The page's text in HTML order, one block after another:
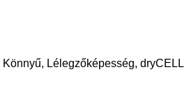
Lélegzőképesség, dryCELL